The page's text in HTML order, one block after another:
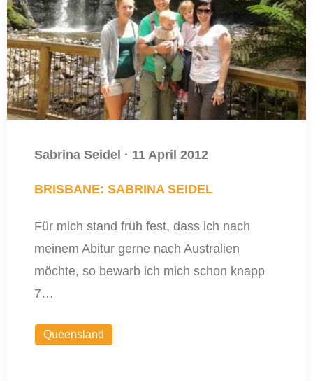
Sabrina Seidel · 11 April 2012
BRISBANE: SABRINA SEIDEL
Für mich stand früh fest, dass ich nach
meinem Abitur gerne nach Australien
möchte, so bewarb ich mich schon knapp
7…
Queensland